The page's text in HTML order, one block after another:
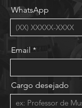
WhatsApp
Email
Cargo desejado